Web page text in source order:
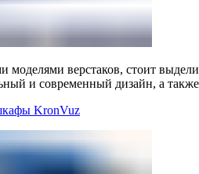
верстаков, стоит
и современный дизайн, а
KronVuz